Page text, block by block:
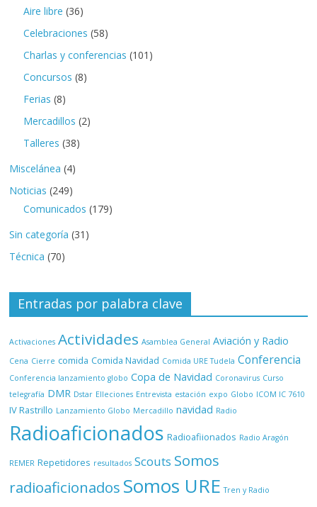
Aire libre (36)
Celebraciones (58)
Charlas y conferencias (101)
Concursos (8)
Ferias (8)
Mercadillos (2)
Talleres (38)
Miscelánea (4)
Noticias (249)
Comunicados (179)
Sin categoría (31)
Técnica (70)
Entradas por palabra clave
Activaciones Actividades Asamblea General Aviación y Radio
Cena Cierre comida Comida Navidad Comida URE Tudela Conferencia
Conferencia lanzamiento globo Copa de Navidad Coronavirus Curso
telegrafía DMR Dstar Elleciones Entrevista estación expo Globo ICOM IC 7610
IV Rastrillo Lanzamiento Globo Mercadillo navidad Radio
Radioaficionados Radioafiionados Radio Aragón
REMER Repetidores resultados Scouts Somos
radioaficionados Somos URE Tren y Radio